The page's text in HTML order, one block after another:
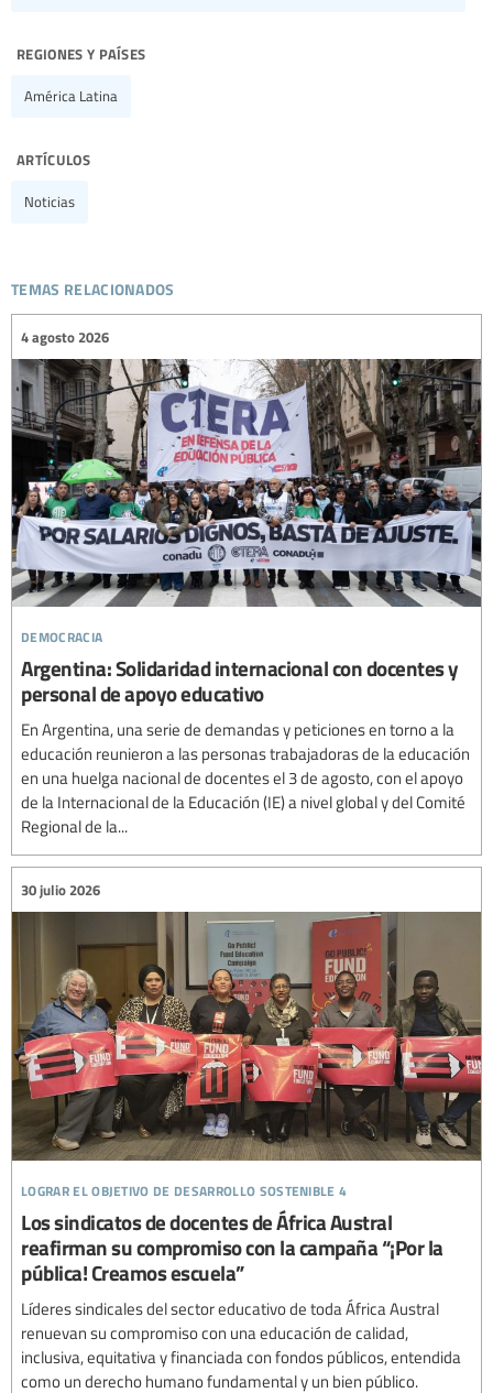
regiones y países
América Latina
artículos
Noticias
temas relacionados
democracia
4 agosto 2026
Argentina: Solidaridad internacional con docentes y
personal de apoyo educativo
En Argentina, una serie de demandas y peticiones en torno a la
educación reunieron a las personas trabajadoras de la educación
en una huelga nacional de docentes el 3 de agosto, con el apoyo
de la Internacional de la Educación (IE) a nivel global y del Comité
Regional de la...
lograr el objetivo de desarrollo sostenible 4
30 julio 2026
Los sindicatos de docentes de África Austral
reafirman su compromiso con la campaña “¡Por la
pública! Creamos escuela”
Líderes sindicales del sector educativo de toda África Austral
renuevan su compromiso con una educación de calidad,
inclusiva, equitativa y financiada con fondos públicos, entendida
como un derecho humano fundamental y un bien público.